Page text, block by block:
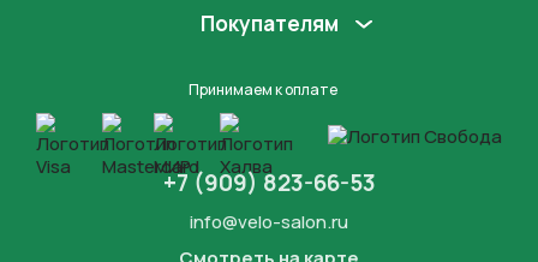
Покупателям
Принимаем к оплате
+7 (909) 823-66-53
info@velo-salon.ru